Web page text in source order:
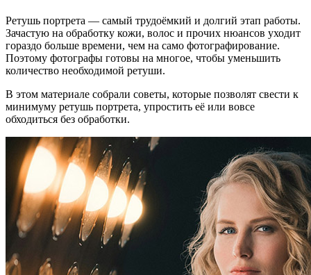
Ретушь портрета — самый трудоёмкий и долгий этап работы.
Зачастую на обработку кожи, волос и прочих нюансов уходит
гораздо больше времени, чем на само фотографирование.
Поэтому фотографы готовы на многое, чтобы уменьшить
количество необходимой ретуши.
В этом материале собрали советы, которые позволят свести к
минимуму ретушь портрета, упростить её или вовсе
обходиться без обработки.